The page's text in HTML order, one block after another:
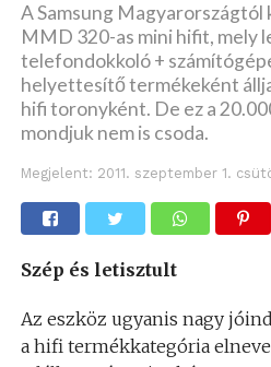
A Samsung
MMD 320-as mini hifit, mely
telefondokkoló +
helyettesítő termékeként
hifi toronyként. De ez a
mondjuk nem is csoda.
Megjelent: 2011. szeptember 1.
Szép és letisztult
Az eszköz ugyanis nagy
a hifi termékkategória